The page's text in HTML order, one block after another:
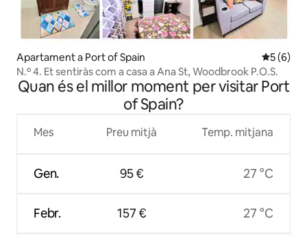
Apartament a Port of Spain 5 de
5 (6)
N.º 4. Et sentiràs com a casa a Ana St, Woodbrook P.O.S.
Quan és el millor moment per visitar Port
of Spain?
Mes
Gen.
Febr.
Preu mitjà
95 €
157 €
Temp. mitjana
27 °C
27 °C